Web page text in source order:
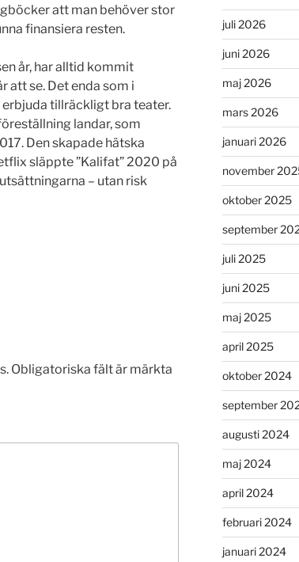
att man behöver stor
finansiera resten.
år, har alltid kommit
att se. Det enda som i
erbjuda tillräckligt bra teater.
landar, som
Den skapade hätska
släppte ”Kalifat” 2020 på
– utan risk
Obligatoriska fält är märkta
juli 2026
juni 2026
maj 2026
mars 2026
januari 2026
november
oktober 2025
september
juli 2025
juni 2025
maj 2025
april 2025
oktober 2024
september
augusti 2024
maj 2024
april 2024
februari 2024
januari 2024